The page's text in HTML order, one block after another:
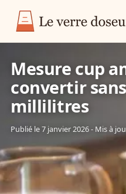
Mesure cup
convertir
millilitres
Publié le7 janvier 2026- Mis à